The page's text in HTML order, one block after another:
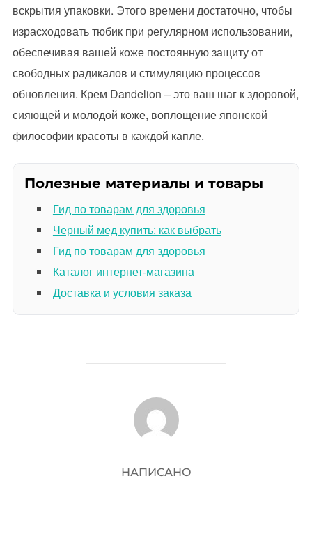
вскрытия упаковки. Этого времени достаточно, чтобы
израсходовать тюбик при регулярном использовании,
обеспечивая вашей коже постоянную защиту от
свободных радикалов и стимуляцию процессов
обновления. Крем Dandelion – это ваш шаг к здоровой,
сияющей и молодой коже, воплощение японской
философии красоты в каждой капле.
Полезные материалы и товары
Гид по товарам для здоровья
Черный мед купить: как выбрать
Гид по товарам для здоровья
Каталог интернет-магазина
Доставка и условия заказа
АВТОР ЗАПИСИ
НАПИСАНО